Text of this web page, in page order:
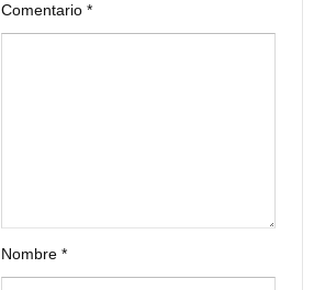
Comentario*
Nombre*